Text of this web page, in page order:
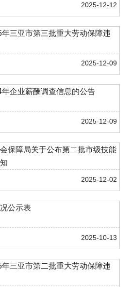
2025-12-12
三亚市第三批重大劳动保障违
2025-12-09
企业薪酬调查信息的公告
2025-12-09
保障局关于公布第二批市级技能
2025-12-02
公示表
2025-10-13
三亚市第二批重大劳动保障违